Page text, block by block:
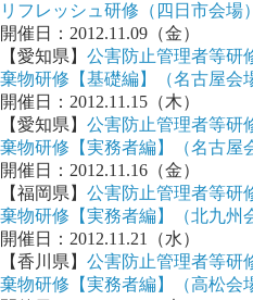
リフレッシュ研修（四日市会場）
開催日：2012.11.09（金）
【愛知県】 公害防止管理者等
棄物研修【基礎編】（名古屋会
開催日：2012.11.15（木）
【愛知県】 公害防止管理者等
棄物研修【実務者編】（名古屋
開催日：2012.11.16（金）
【福岡県】 公害防止管理者等
棄物研修【実務者編】（北九州
開催日：2012.11.21（水）
【香川県】 公害防止管理者等
棄物研修【実務者編】（高松会